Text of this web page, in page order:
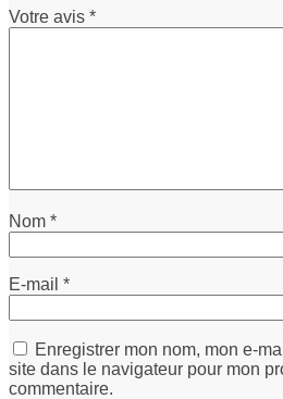
Votre avis *
Nom *
E-mail *
Enregistrer mon nom, mon e-
site dans le navigateur pour mon
commentaire.